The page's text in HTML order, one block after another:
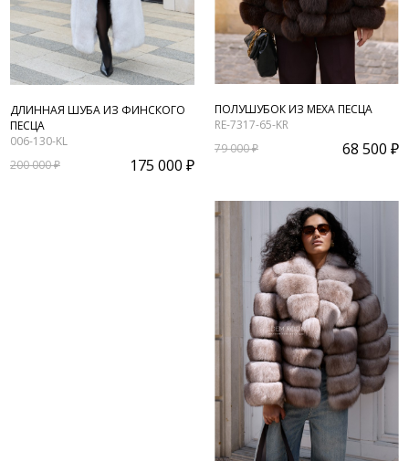
ДЛИННАЯ ШУБА ИЗ ФИНСКОГО
ПЕСЦА
006-130-KL
200 000 ₽
175 000 ₽
ПОЛУШУБОК ИЗ МЕХА ПЕСЦА
RE-7317-65-KR
79 000 ₽
68 500 ₽